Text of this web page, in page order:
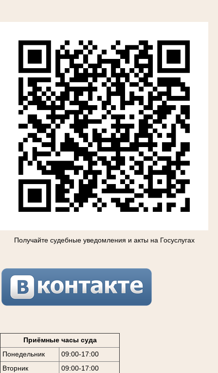
Получайте судебные уведомления и акты на Госуслугах
Приёмные часы суда
Понедельник
09:00-17:00
Вторник
09:00-17:00